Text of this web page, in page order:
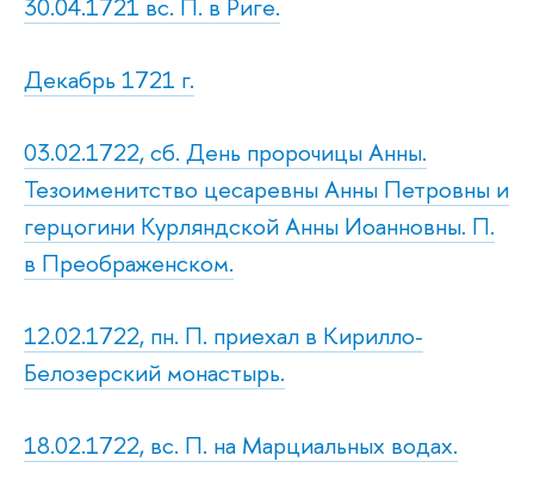
30.04.1721 вс. П. в Риге.
Декабрь 1721 г.
03.02.1722, сб. День пророчицы Анны.
Тезоименитство цесаревны Анны Петровны и
герцогини Курляндской Анны Иоанновны. П.
в Преображенском.
12.02.1722, пн. П. приехал в Кирилло-
Белозерский монастырь.
18.02.1722, вс. П. на Марциальных водах.